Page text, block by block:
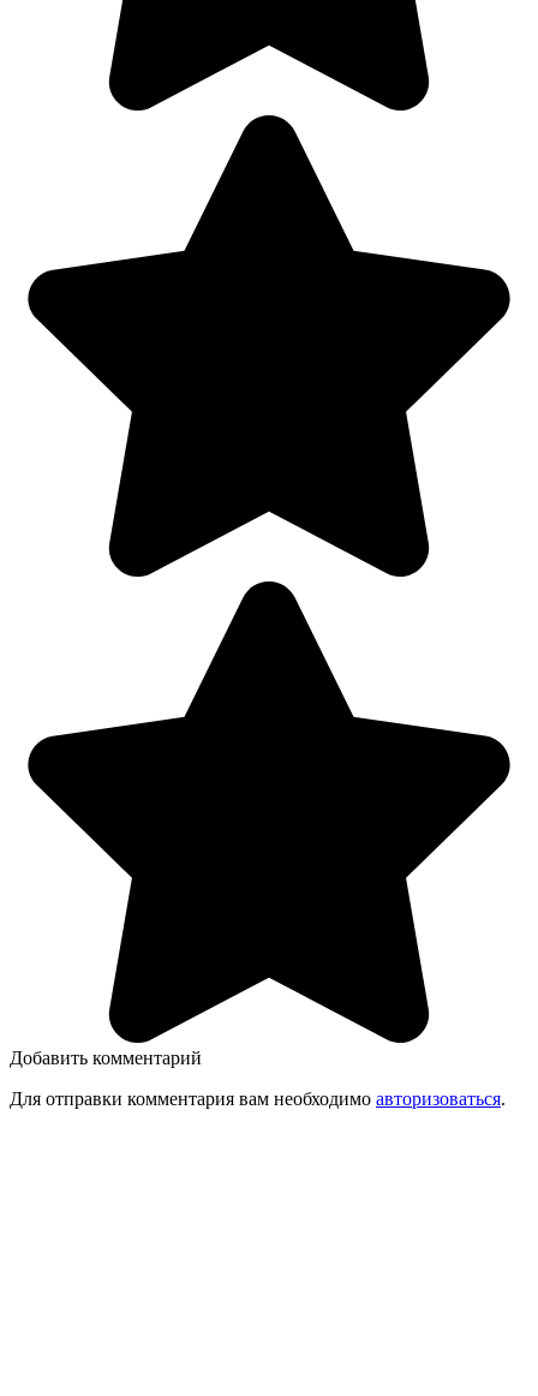
Добавить комментарий
Для отправки комментария вам необходимо авторизоваться.